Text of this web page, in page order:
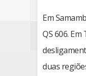
Em
QS 606.
duas